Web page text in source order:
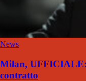
News
Milan, UFFICIALE:
contratto